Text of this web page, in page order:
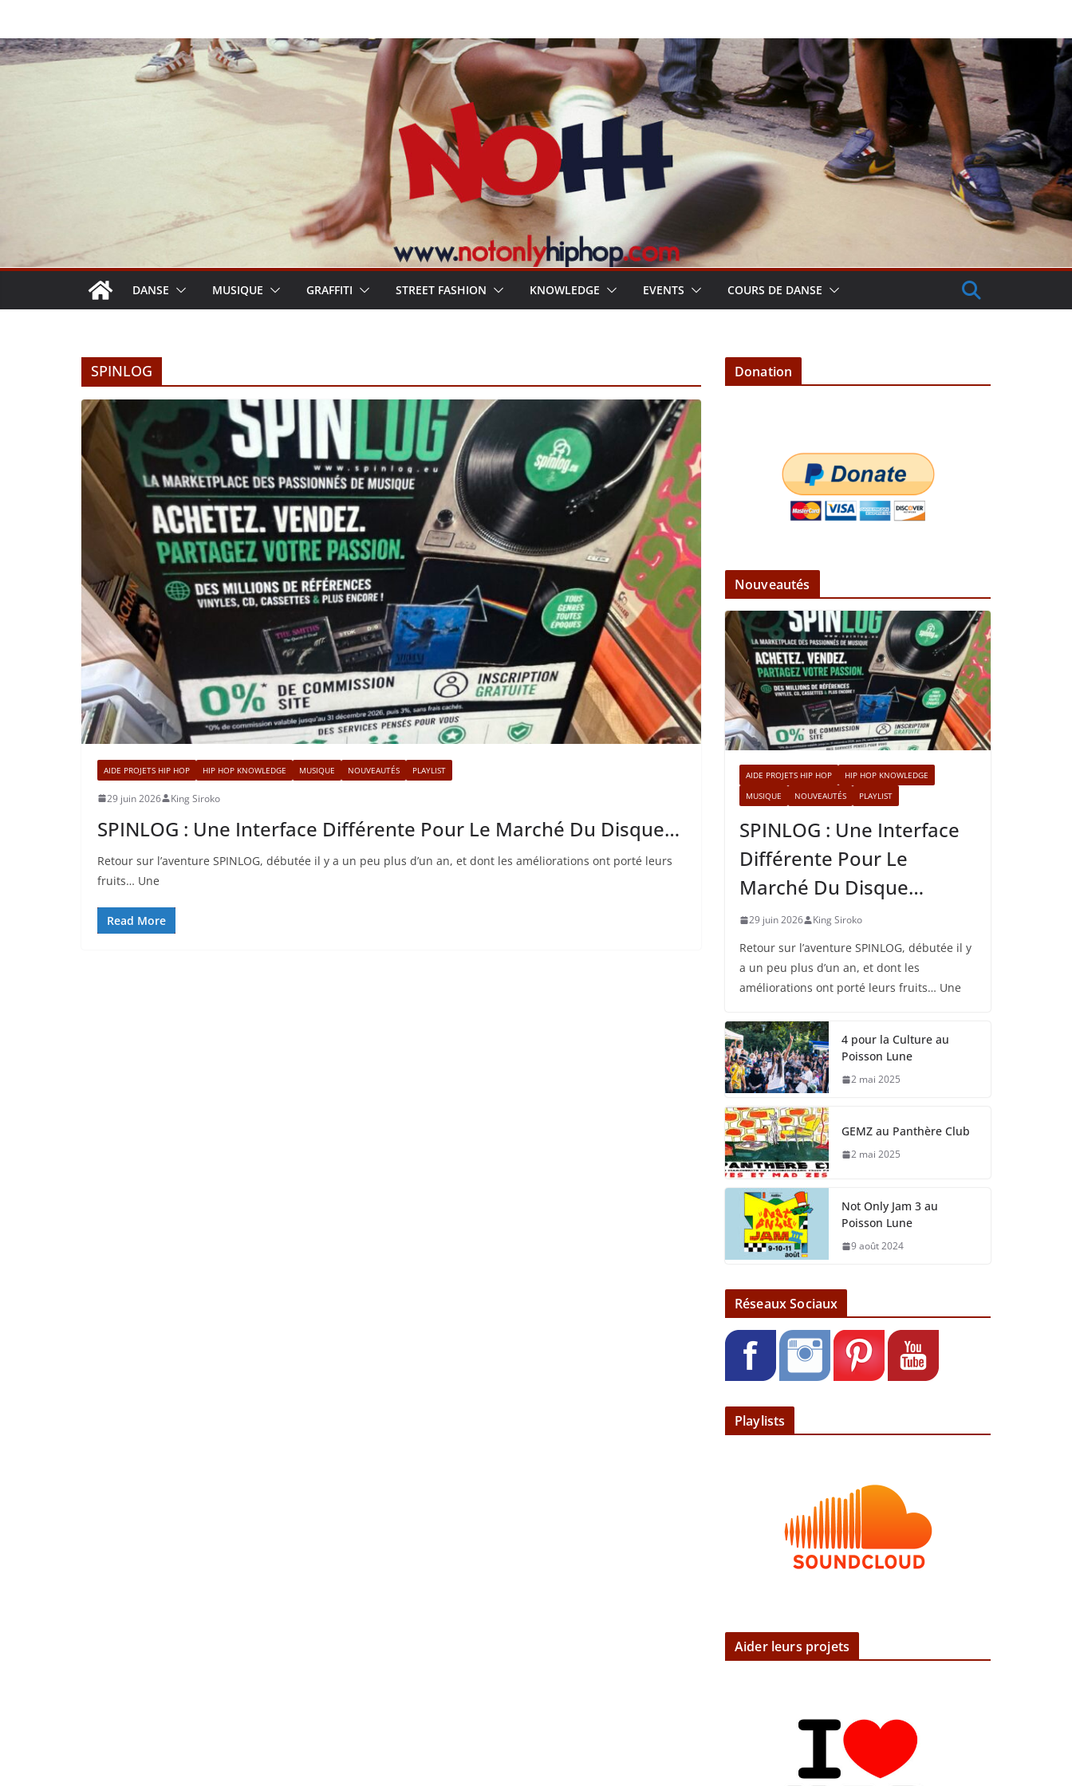
contenu
DANSE MUSIQUE GRAFFITI STREET FASHION KNOWLEDGE EVENTS COURS DE DANSE
SPINLOG
AIDE PROJETS HIP HOP HIP HOP KNOWLEDGE MUSIQUE NOUVEAUTÉS PLAYLIST
29 juin 2026 King Siroko
SPINLOG : Une Interface Différente Pour Le Marché Du Disque…
Retour sur l’aventure SPINLOG, débutée il y a un peu plus d’un an, et dont les améliorations ont porté leurs
fruits… Une
Read More
Donation
Nouveautés
AIDE PROJETS HIP HOP
HIP HOP KNOWLEDGE
MUSIQUE
NOUVEAUTÉS PLAYLIST
SPINLOG : Une Interface
Différente Pour Le
Marché Du Disque…
29 juin 2026 King Siroko
Retour sur l’aventure SPINLOG, débutée il y
a un peu plus d’un an, et dont les
améliorations ont porté leurs fruits… Une
4 pour la Culture au
Poisson Lune
2 mai 2025
GEMZ au Panthère Club
2 mai 2025
Not Only Jam 3 au
Poisson Lune
9 août 2024
Réseaux Sociaux
Playlists
Aider leurs projets